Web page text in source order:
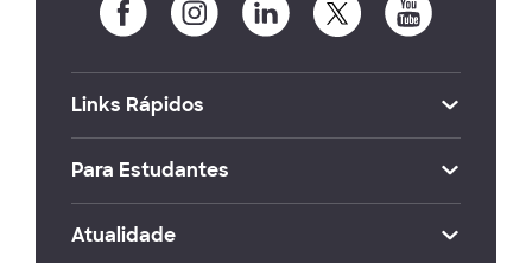
Links Rápidos
Para Estudantes
Atualidade